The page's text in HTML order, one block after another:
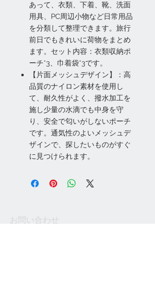
あって、衣類、下着、靴、洗面
用具、PC周辺小物など日常用品
を分類して整理できます。旅行
前日でもきれいに荷物をまとめ
ます。セット内容：衣類収納ポ
ーチ*3、巾着袋*3です。
【片面メッシュデザイン】：高
品質のナイロン素材を使用し
て、耐久性がよく、撥水加工を
施し少量の水滴でも中身を守
り、安全で匂いがしないポーチ
です。通気性のよいメッシュデ
ザインで、探したいものがすぐ
に見つけられます。
お問い合わせ